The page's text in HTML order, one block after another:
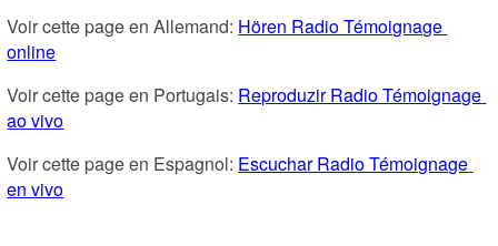
Voir cette page en Allemand: Hören Radio Témoignage
online
Voir cette page en Portugais: Reproduzir Radio Témoignage
ao vivo
Voir cette page en Espagnol: Escuchar Radio Témoignage
en vivo